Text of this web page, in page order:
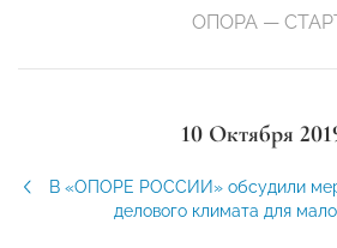
ОПОРА —
10 Октября
В «ОПОРЕ РОССИИ» обсудили
делового климата для